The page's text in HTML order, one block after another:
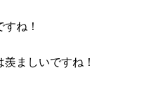
ね！
ましいですね！